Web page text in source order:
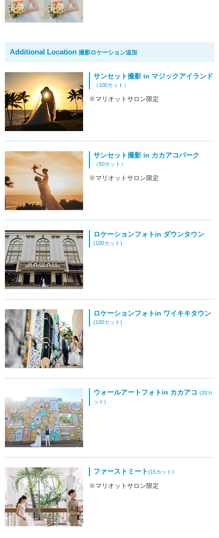
Additional Location 撮影ロケーション追加
サンセット撮影 in マジックアイランド
（100カット）
※マリオットサロン限定
サンセット撮影 in カカアコパーク
（50カット）
※マリオットサロン限定
ロケーションフォトin ダウンタウン
(100カット)
ロケーションフォトin ワイキキタウン
(100カット)
ウォールアートフォトin カカアコ (20カ
ット)
ファーストミート(15カット)
※マリオットサロン限定